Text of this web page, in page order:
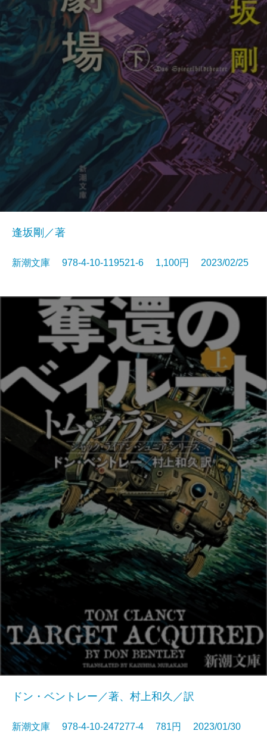
逢坂剛／著
新潮文庫 978-4-10-119521-6 1,100円 2023/02/25
ドン・ベントレー／著、村上和久／訳
新潮文庫 978-4-10-247277-4 781円 2023/01/30